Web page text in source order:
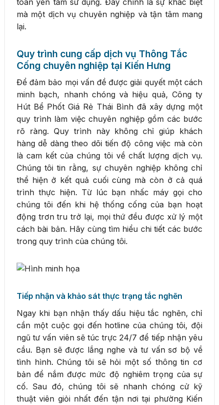
toàn yên tâm sử dụng. Đây chính là sự khác biệt
mà một dịch vụ chuyên nghiệp và tận tâm mang
lại.
Quy trình cung cấp dịch vụ Thông Tắc
Cống chuyên nghiệp tại Kiến Hưng
Để đảm bảo mọi vấn đề được giải quyết một cách
minh bạch, nhanh chóng và hiệu quả, Công ty
Hút Bể Phốt Giá Rẻ Thái Bình đã xây dựng một
quy trình làm việc chuyên nghiệp gồm các bước
rõ ràng. Quy trình này không chỉ giúp khách
hàng dễ dàng theo dõi tiến độ công việc mà còn
là cam kết của chúng tôi về chất lượng dịch vụ.
Chúng tôi tin rằng, sự chuyên nghiệp không chỉ
thể hiện ở kết quả cuối cùng mà còn ở cả quá
trình thực hiện. Từ lúc bạn nhấc máy gọi cho
chúng tôi đến khi hệ thống cống của bạn hoạt
động trơn tru trở lại, mọi thứ đều được xử lý một
cách bài bản. Hãy cùng tìm hiểu chi tiết các bước
trong quy trình của chúng tôi.
Tiếp nhận và khảo sát thực trạng tắc nghẽn
Ngay khi bạn nhận thấy dấu hiệu tắc nghẽn, chỉ
cần một cuộc gọi đến hotline của chúng tôi, đội
ngũ tư vấn viên sẽ túc trực 24/7 để tiếp nhận yêu
cầu. Bạn sẽ được lắng nghe và tư vấn sơ bộ về
tình hình. Chúng tôi sẽ hỏi một số thông tin cơ
bản để nắm được mức độ nghiêm trọng của sự
cố. Sau đó, chúng tôi sẽ nhanh chóng cử kỹ
thuật viên giỏi nhất đến tận nơi tại phường Kiến